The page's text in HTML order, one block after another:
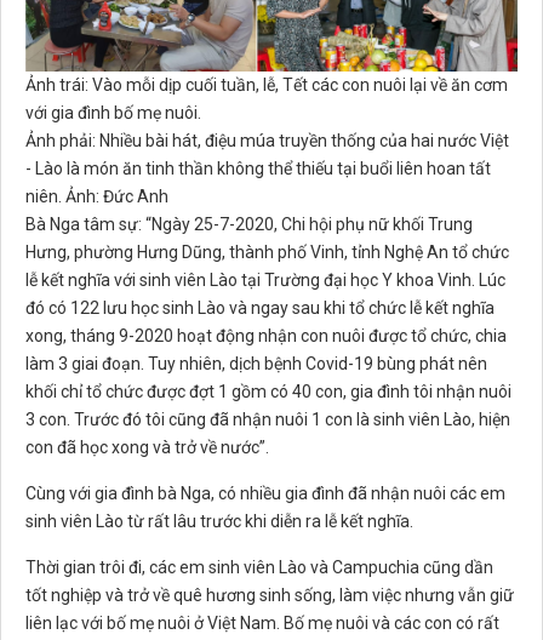
Ảnh trái: Vào mỗi dịp cuối tuần, lễ, Tết các con nuôi lại về ăn cơm
với gia đình bố mẹ nuôi.
Ảnh phải: Nhiều bài hát, điệu múa truyền thống của hai nước Việt
- Lào là món ăn tinh thần không thể thiếu tại buổi liên hoan tất
niên. Ảnh: Đức Anh
Bà Nga tâm sự: “Ngày 25-7-2020, Chi hội phụ nữ khối Trung
Hưng, phường Hưng Dũng, thành phố Vinh, tỉnh Nghệ An tổ chức
lễ kết nghĩa với sinh viên Lào tại Trường đại học Y khoa Vinh. Lúc
đó có 122 lưu học sinh Lào và ngay sau khi tổ chức lễ kết nghĩa
xong, tháng 9-2020 hoạt động nhận con nuôi được tổ chức, chia
làm 3 giai đoạn. Tuy nhiên, dịch bệnh Covid-19 bùng phát nên
khối chỉ tổ chức được đợt 1 gồm có 40 con, gia đình tôi nhận nuôi
3 con. Trước đó tôi cũng đã nhận nuôi 1 con là sinh viên Lào, hiện
con đã học xong và trở về nước”.
Cùng với gia đình bà Nga, có nhiều gia đình đã nhận nuôi các em
sinh viên Lào từ rất lâu trước khi diễn ra lễ kết nghĩa.
Thời gian trôi đi, các em sinh viên Lào và Campuchia cũng dần
tốt nghiệp và trở về quê hương sinh sống, làm việc nhưng vẫn giữ
liên lạc với bố mẹ nuôi ở Việt Nam. Bố mẹ nuôi và các con có rất